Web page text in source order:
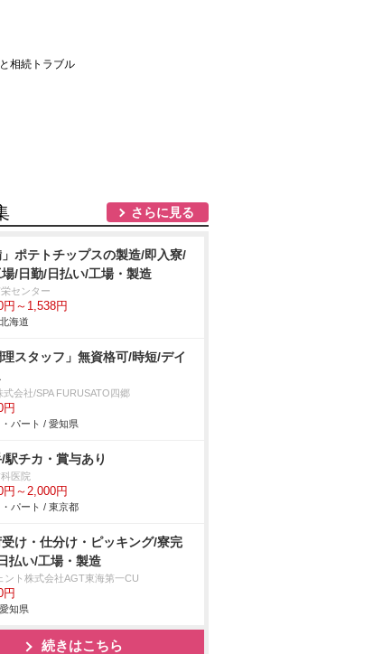
相続トラブル
さらに見る
」ポテトチップスの製造/即入寮/
/日勤/日払い/工場・製造
センター
～1,538円
海道
理スタッフ」無資格可/時短/デイ
式会社/SPA FURUSATO四郷
円
パート / 愛知県
駅チカ・賞与あり
医院
～2,000円
パート / 東京都
け・仕分け・ピッキング/寮完
払い/工場・製造
ント株式会社AGT東海第一CU
円
知県
続きはこちら